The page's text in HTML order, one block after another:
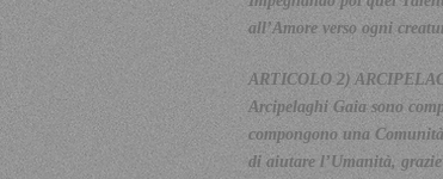
all’Amore verso ogni
ARTICOLO 2)
Arcipelaghi Gaia sono
compongono una
di aiutare l’Umanità,